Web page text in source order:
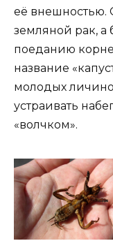
её внешностью.
земляной рак, а
поеданию
название
молодых
устраивать
«волчком».